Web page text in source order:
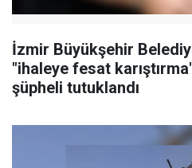
İzmir Büyükşehir
"ihaleye fesat
şüpheli tutuklandı